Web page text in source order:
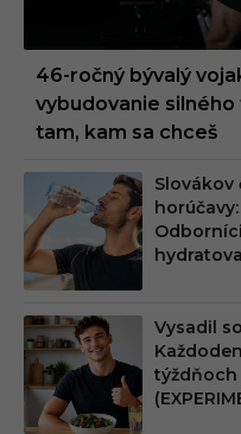
46-ročný bývalý
vybudovanie silného
tam, kam sa chceš
Vysadil
týždňoch